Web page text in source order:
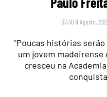
07:30 9 Agosto,
"Poucas histórias
um jovem madeirense
cresceu na